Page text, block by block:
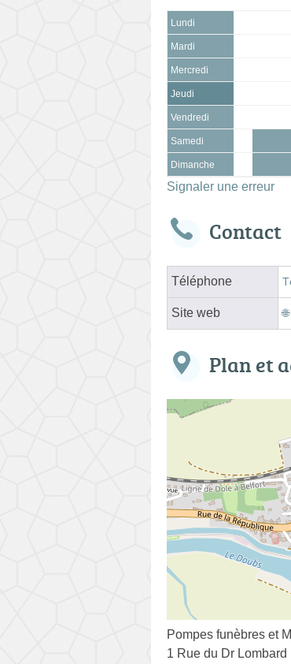
Lundi
Mardi
Mercredi
Jeudi
Vendredi
Samedi
Dimanche
Signaler une erreur
Contact
Téléphone
Site web
Plan et
Pompes funèbres et
1 Rue du Dr Lombard